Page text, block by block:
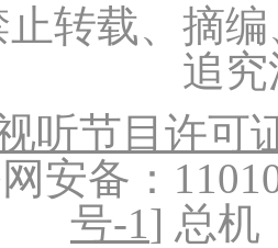
转载、摘
追
听节目许可
安备：
号-1] 总机